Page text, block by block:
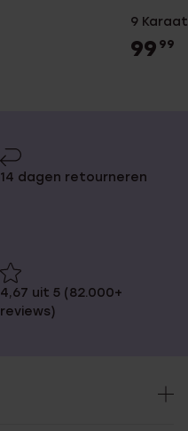
9
99 99
14 dagen retourneren
4,67 uit 5 (82.000+
reviews)